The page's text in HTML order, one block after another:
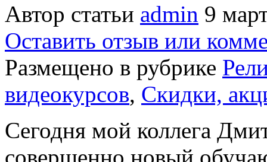
Автор статьи admin 9
Оставить отзыв или
Размещено в рубрике
видеокурсов, Скидки,
Сегодня мой коллега
совершенно новый